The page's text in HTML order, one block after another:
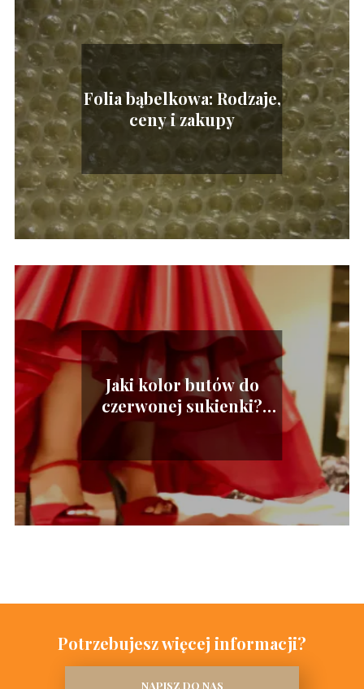
Folia bąbelkowa: Rodzaje,
ceny i zakupy
Jaki kolor butów do
czerwonej sukienki?
Stylowe propozycje
Potrzebujesz więcej informacji?
NAPISZ DO NAS